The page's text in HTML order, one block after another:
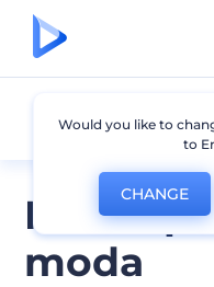
Mockup
moda
Mockup T-shirt
Would you like to
to
CHANGE